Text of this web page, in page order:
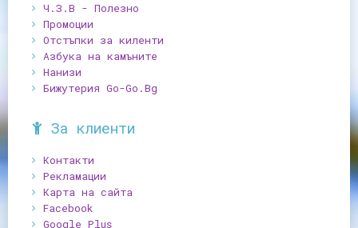
Ч.З.В - Полезно
Промоции
Отстъпки за киленти
Азбука на камъните
Нанизи
Бижутерия Go-Go.Bg
За клиенти
Контакти
Рекламации
Карта на сайта
Facebook
Google Plus